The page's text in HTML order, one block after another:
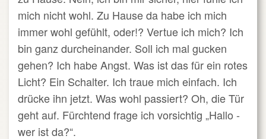
mich nicht wohl. Zu Hause da habe ich mich
immer wohl gefühlt, oder!? Vertue ich mich? Ich
bin ganz durcheinander. Soll ich mal gucken
gehen? Ich habe Angst. Was ist das für ein rotes
Licht? Ein Schalter. Ich traue mich einfach. Ich
drücke ihn jetzt. Was wohl passiert? Oh, die Tür
geht auf. Fürchtend frage ich vorsichtig „Hallo -
wer ist da?“.